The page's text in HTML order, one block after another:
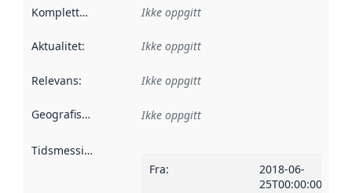
Kompletthet Ikke oppgitt
Aktualitet: Ikke oppgitt
Relevans: Ikke oppgitt
Geografisk avgrensning :
Ikke oppgitt
Tidsmessig avgrensning
Fra:
2018-06-
25T00:00:00Z